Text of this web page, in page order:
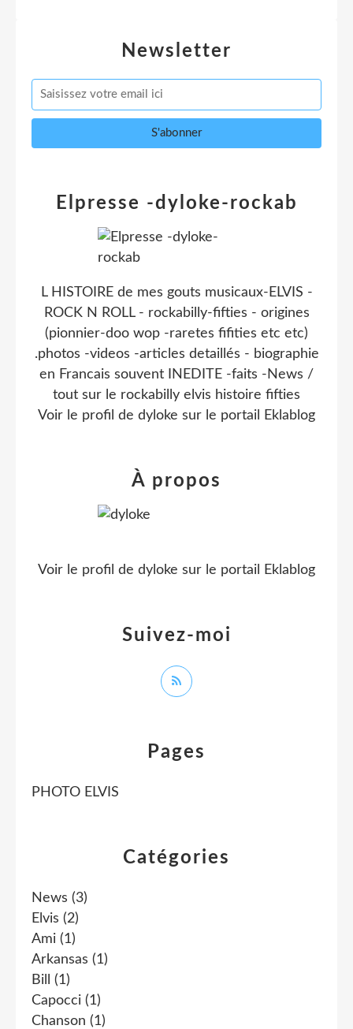
Newsletter
Catégories
News (3)
Elvis (2)
Ami (1)
Arkansas (1)
Bill
(1)
Capocci (1)
Chanson (1)
Pages
PHOTO ELVIS
Elpresse -dyloke-rockab
L HISTOIRE de mes gouts musicaux-ELVIS -
ROCK N ROLL - rockabilly-fifties - origines
(pionnier-doo wop -raretes fifities etc etc)
.photos -videos -articles detaillés - biographie
en Francais souvent INEDITE -faits -News /
tout sur le rockabilly elvis histoire fifties
Voir le profil de dyloke sur le portail Eklablog
Suivez-moi
À propos
Voir le profil de dyloke sur le portail Eklablog